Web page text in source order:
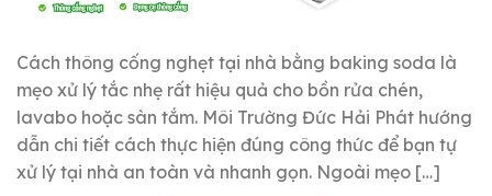
Cách thông cống nghẹt tại nhà bằng baking soda là
mẹo xử lý tắc nhẹ rất hiệu quả cho bồn rửa chén,
lavabo hoặc sàn tắm. Môi Trường Đức Hải Phát hướng
dẫn chi tiết cách thực hiện đúng công thức để bạn tự
xử lý tại nhà an toàn và nhanh gọn. Ngoài mẹo […]